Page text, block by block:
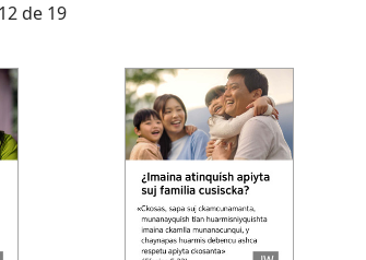
de 19